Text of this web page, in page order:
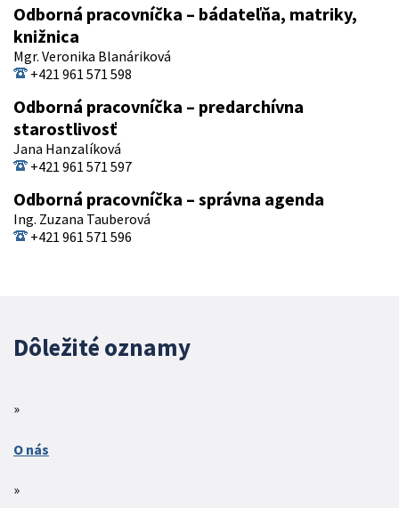
Odborná pracovníčka – bádateľňa, matriky,
knižnica
Mgr. Veronika Blanáriková
+421 961 571 598
Odborná pracovníčka – predarchívna
starostlivosť
Jana Hanzalíková
+421 961 571 597
Odborná pracovníčka – správna agenda
Ing. Zuzana Tauberová
+421 961 571 596
Dôležité oznamy
O nás